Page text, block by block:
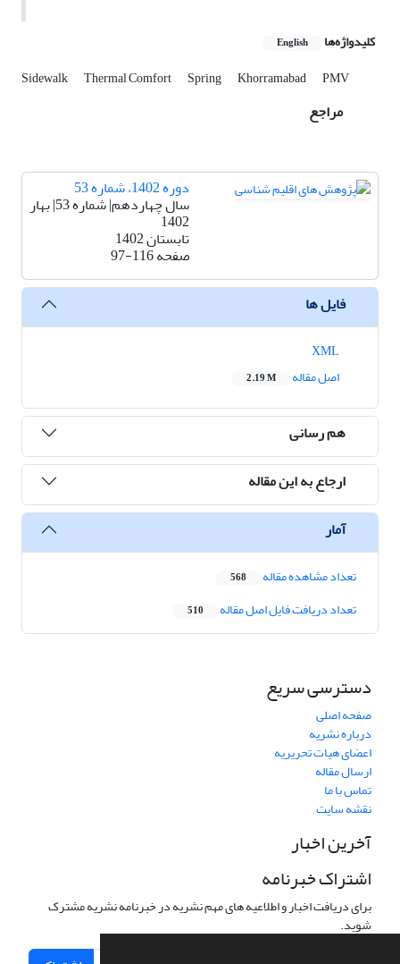
کلیدواژه‌ها English
Sidewalk Thermal Comfort Spring Khorramabad PMV
مراجع
دوره 1402، شماره 53
سال چهاردهم| شماره 53| بهار
1402
تابستان 1402
صفحه97-116
فایل ها
اصل مقاله
2.19 M
هم رسانی
ارجاع به این مقاله
آمار
تعداد مشاهده مقاله 568
تعداد دریافت فایل اصل مقاله 510
دسترسی سریع
صفحه اصلی
درباره نشریه
اعضای هیات تحریریه
ارسال مقاله
تماس با ما
نقشه سایت
آخرین اخبار
اشتراک خبرنامه
برای دریافت اخبار و اطلاعیه های مهم نشریه در خبرنامه نشریه مشترک
شوید.